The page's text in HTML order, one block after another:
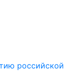
российской